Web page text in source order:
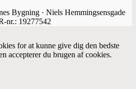
Bygning · Niels Hemmingsensgade
nr.: 19277542
for at kunne give dig den bedste
accepterer du brugen af cookies.